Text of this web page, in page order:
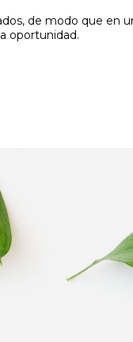
de modo que en
oportunidad.